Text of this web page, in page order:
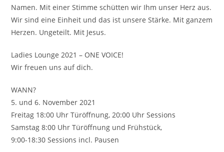
Namen. Mit einer Stimme schütten wir Ihm unser Herz aus.
Wir sind eine Einheit und das ist unsere Stärke. Mit ganzem
Herzen. Ungeteilt. Mit Jesus.
Ladies Lounge 2021 – ONE VOICE!
Wir freuen uns auf dich.
WANN?
5. und 6. November 2021
Freitag 18:00 Uhr Türöffnung, 20:00 Uhr Sessions
Samstag 8:00 Uhr Türöffnung und Frühstück,
9:00-18:30 Sessions incl. Pausen